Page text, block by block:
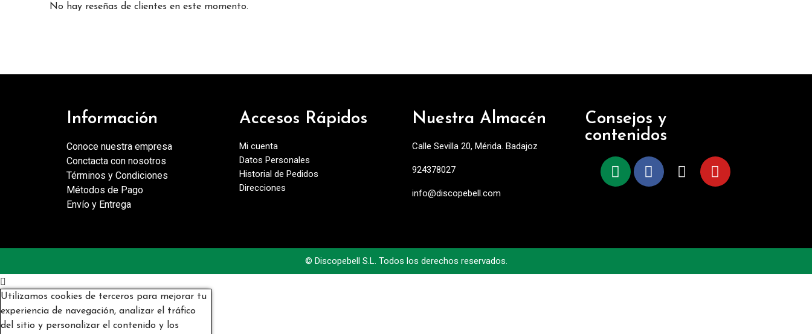
No hay reseñas de clientes en este momento.
Información
Conoce nuestra empresa
Conctacta con nosotros
Términos y Condiciones
Métodos de Pago
Envío y Entrega
Accesos Rápidos
Mi cuenta
Datos Personales
Historial de Pedidos
Direcciones
Nuestra Almacén
Calle Sevilla 20, Mérida. Badajoz
924378027
info@discopebell.com
Consejos y
contenidos
© Discopebell S.L. Todos los derechos reservados.

Utilizamos cookies de terceros para mejorar tu
experiencia de navegación, analizar el tráfico
del sitio y personalizar el contenido y los